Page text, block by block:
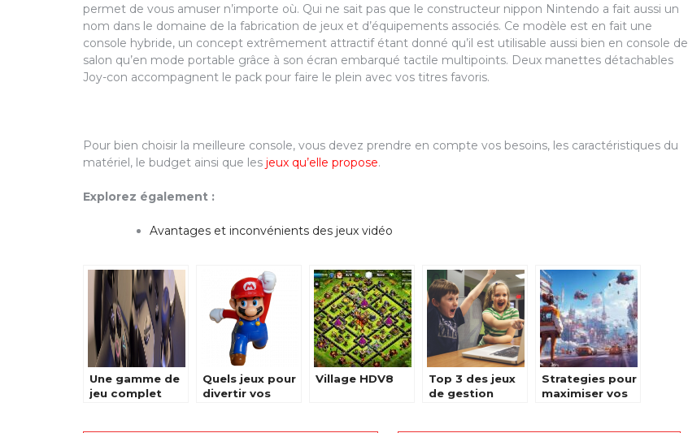
permet de vous amuser n’importe où. Qui ne sait pas que le constructeur nippon Nintendo a fait aussi un
nom dans le domaine de la fabrication de jeux et d’équipements associés. Ce modèle est en fait une
console hybride, un concept extrêmement attractif étant donné qu’il est utilisable aussi bien en console de
salon qu’en mode portable grâce à son écran embarqué tactile multipoints. Deux manettes détachables
Joy-con accompagnent le pack pour faire le plein avec vos titres favoris.
Pour bien choisir la meilleure console, vous devez prendre en compte vos besoins, les caractéristiques du
matériel, le budget ainsi que les jeux qu’elle propose.
Explorez également :
Avantages et inconvénients des jeux vidéo
Une gamme de
jeu complet
Quels jeux pour
divertir vos
Village HDV8
Top 3 des jeux
de gestion
Strategies pour
maximiser vos